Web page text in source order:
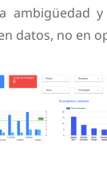
ambigüedad
datos, no en